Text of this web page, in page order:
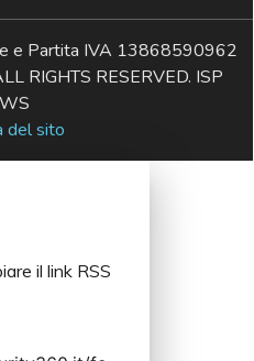
e Partita IVA 13868590962
RIGHTS RESERVED. ISP
del sito
il link RSS